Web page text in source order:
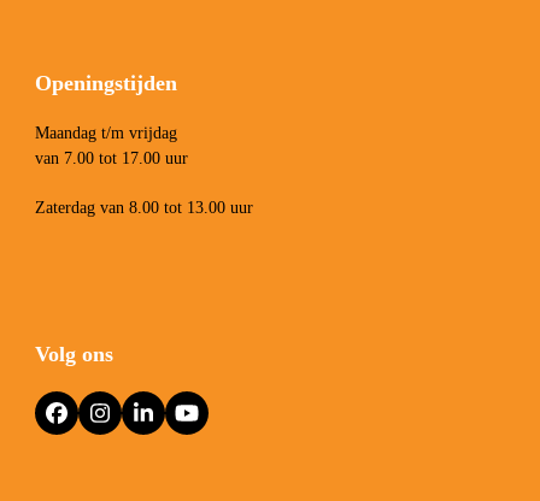
Openingstijden
Maandag t/m vrijdag
van 7.00 tot 17.00 uur
Zaterdag van 8.00 tot 13.00 uur
Volg ons
FacebookInstagram
LinkedInYouTube